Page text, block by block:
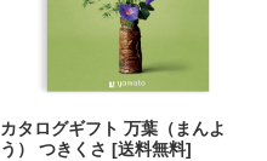
カタログギフト 万葉（まんよ
う） つきくさ [送料無料]